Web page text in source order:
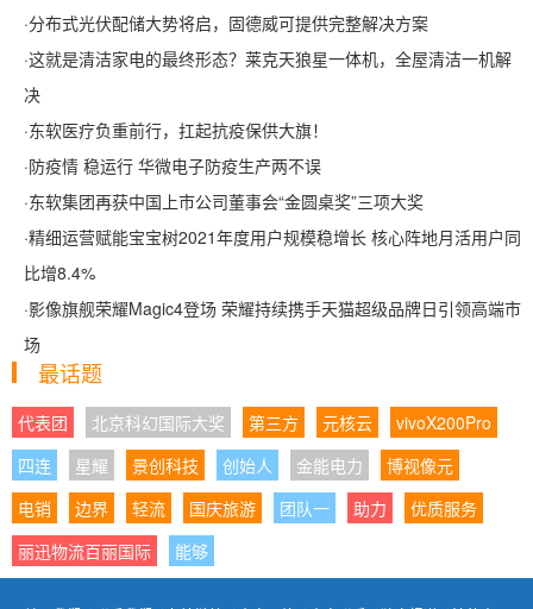
·分布式光伏配储大势将启，固德威可提供完整解决方案
·这就是清洁家电的最终形态？莱克天狼星一体机，全屋清洁一机解
决
·东软医疗负重前行，扛起抗疫保供大旗！
·防疫情 稳运行 华微电子防疫生产两不误
·东软集团再获中国上市公司董事会“金圆桌奖”三项大奖
·精细运营赋能宝宝树2021年度用户规模稳增长 核心阵地月活用户同
比增8.4%
·影像旗舰荣耀Magic4登场 荣耀持续携手天猫超级品牌日引领高端市
场
最话题
代表团 北京科幻国际大奖 第三方 元核云
vivoX200Pro
四连
星耀 景创科技 创始人 金能电力
博视像元
电销
边界 轻流 国庆旅游 团队一 助力
优质服务
丽迅物流百丽国际
能够